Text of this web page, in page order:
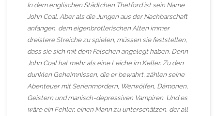
In dem englischen Städtchen Thetford ist sein Name
John Coal. Aber als die Jungen aus der Nachbarschaft
anfangen, dem eigenbrötlerischen Alten immer
dreistere Streiche zu spielen, müssen sie feststellen,
dass sie sich mit dem Falschen angelegt haben. Denn
John Coal hat mehr als eine Leiche im Keller. Zu den
dunklen Geheimnissen, die er bewahrt, zählen seine
Abenteuer mit Serienmördern, Werwölfen, Dämonen,
Geistern und manisch-depressiven Vampiren. Und es
wäre ein Fehler, einen Mann zu unterschätzen, der all